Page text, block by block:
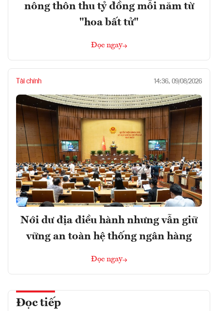
nông thôn thu tỷ đồng mỗi năm từ
"hoa bất tử"
Đọc ngay
Tài chính 14:36, 09/08/2026
Nới dư địa điều hành nhưng vẫn giữ
vững an toàn hệ thống ngân hàng
Đọc ngay
Đọc tiếp